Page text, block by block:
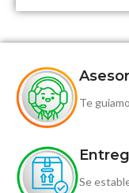
Te
Se